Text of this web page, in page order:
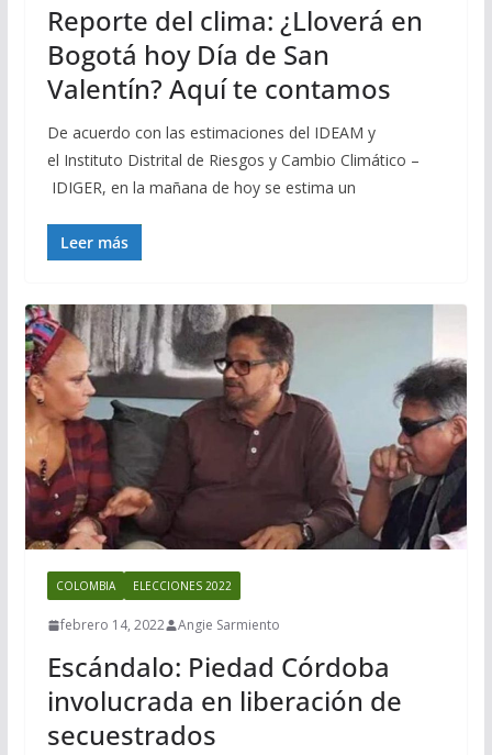
Reporte del clima: ¿Lloverá en
Bogotá hoy Día de San
Valentín? Aquí te contamos
De acuerdo con las estimaciones del IDEAM y
el Instituto Distrital de Riesgos y Cambio Climático –
IDIGER, en la mañana de hoy se estima un
Leer más
COLOMBIA ELECCIONES 2022
febrero 14, 2022 Angie Sarmiento
Escándalo: Piedad Córdoba
involucrada en liberación de
secuestrados